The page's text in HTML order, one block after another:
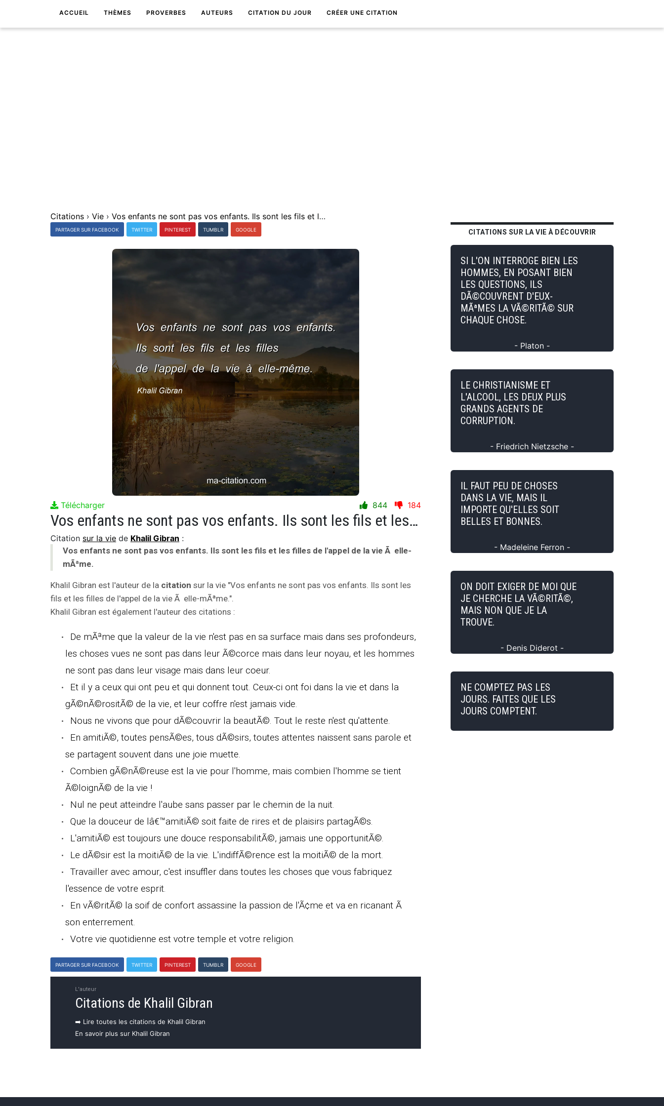
ACCUEIL THÈMES PROVERBES AUTEURS CITATION DU JOUR CRÉER UNE CITATION
Citations › Vie › Vos enfants ne sont pas vos enfants. Ils sont les fils et les filles de l'appel de la vie Ã elle-mÃªme.
PARTAGER SUR FACEBOOK TWITTER PINTEREST TUMBLR GOOGLE
Télécharger 844 184
Vos enfants ne sont pas vos enfants. Ils sont les fils et les filles de l'appel de la vie Ã elle-mÃªme.
Citation sur la vie de Khalil Gibran :
Vos enfants ne sont pas vos enfants. Ils sont les fils et les filles de l'appel de la vie Ã elle-
mÃªme.
Khalil Gibran est l'auteur de la citation sur la vie "Vos enfants ne sont pas vos enfants. Ils sont les
fils et les filles de l'appel de la vie Ã elle-mÃªme.".
Khalil Gibran est également l'auteur des citations :
De mÃªme que la valeur de la vie n'est pas en sa surface mais dans ses profondeurs,
les choses vues ne sont pas dans leur Ã©corce mais dans leur noyau, et les hommes
ne sont pas dans leur visage mais dans leur coeur.
Et il y a ceux qui ont peu et qui donnent tout. Ceux-ci ont foi dans la vie et dans la
gÃ©nÃ©rositÃ© de la vie, et leur coffre n'est jamais vide.
Nous ne vivons que pour dÃ©couvrir la beautÃ©. Tout le reste n'est qu'attente.
En amitiÃ©, toutes pensÃ©es, tous dÃ©sirs, toutes attentes naissent sans parole et
se partagent souvent dans une joie muette.
Combien gÃ©nÃ©reuse est la vie pour l'homme, mais combien l'homme se tient
Ã©loignÃ© de la vie !
Nul ne peut atteindre l'aube sans passer par le chemin de la nuit.
Que la douceur de lâ€™amitiÃ© soit faite de rires et de plaisirs partagÃ©s.
L'amitiÃ© est toujours une douce responsabilitÃ©, jamais une opportunitÃ©.
Le dÃ©sir est la moitiÃ© de la vie. L'indiffÃ©rence est la moitiÃ© de la mort.
Travailler avec amour, c'est insuffler dans toutes les choses que vous fabriquez
l'essence de votre esprit.
En vÃ©ritÃ© la soif de confort assassine la passion de l'Ã¢me et va en ricanant Ã
son enterrement.
Votre vie quotidienne est votre temple et votre religion.
PARTAGER SUR FACEBOOK TWITTER PINTEREST TUMBLR GOOGLE
L'auteur
Citations de Khalil Gibran
➡️ Lire toutes les citations de Khalil Gibran
En savoir plus sur Khalil Gibran
CITATIONS SUR LA VIE À DÉCOUVRIR
SI L'ON INTERROGE BIEN LES
HOMMES, EN POSANT BIEN
LES QUESTIONS, ILS
DÃ©COUVRENT D'EUX-
MÃªMES LA VÃ©RITÃ© SUR
CHAQUE CHOSE.
- Platon -
LE CHRISTIANISME ET
L'ALCOOL, LES DEUX PLUS
GRANDS AGENTS DE
CORRUPTION.
- Friedrich Nietzsche -
IL FAUT PEU DE CHOSES
DANS LA VIE, MAIS IL
IMPORTE QU'ELLES SOIT
BELLES ET BONNES.
- Madeleine Ferron -
ON DOIT EXIGER DE MOI QUE
JE CHERCHE LA VÃ©RITÃ©,
MAIS NON QUE JE LA
TROUVE.
- Denis Diderot -
NE COMPTEZ PAS LES
JOURS. FAITES QUE LES
JOURS COMPTENT.